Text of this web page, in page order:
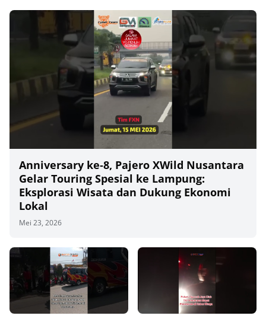
Anniversary ke‑8, Pajero XWild Nusantara
Gelar Touring Spesial ke Lampung:
Eksplorasi Wisata dan Dukung Ekonomi
Lokal
Mei 23, 2026